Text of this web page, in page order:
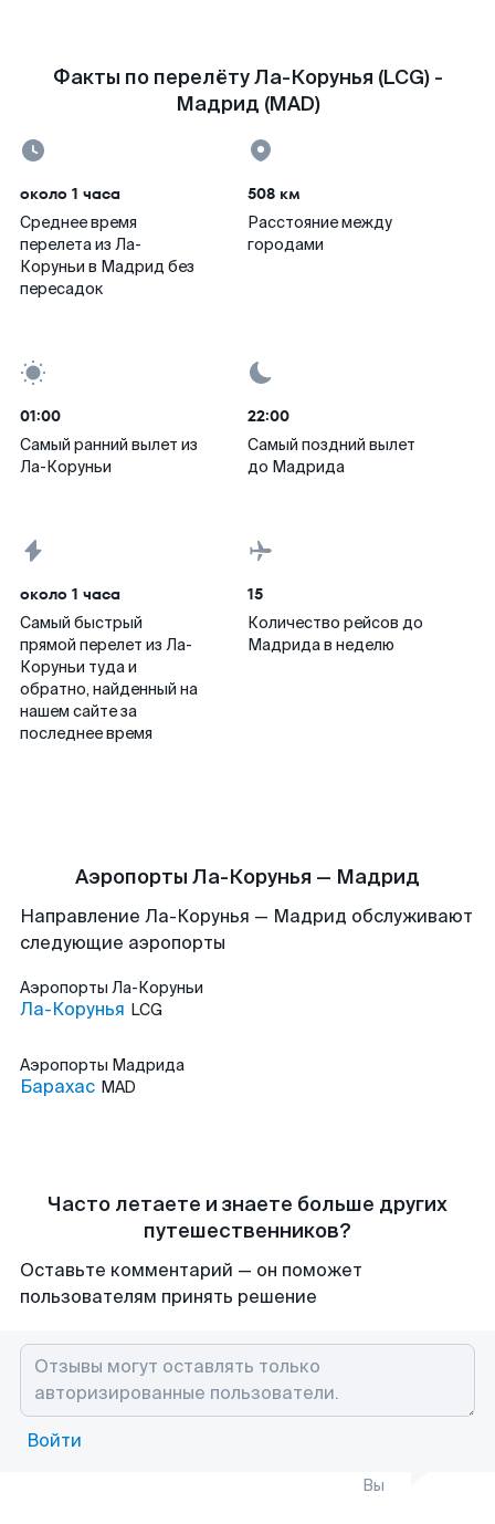
Факты по перелёту Ла-Корунья (LCG) -
Мадрид (MAD)
около 1 часа
Среднее время
перелета из Ла-
Коруньи в Мадрид без
пересадок
508 км
Расстояние между
городами
01:00
Самый ранний вылет из
Ла-Коруньи
22:00
Самый поздний вылет
до Мадрида
около 1 часа
Самый быстрый
прямой перелет из Ла-
Коруньи туда и
обратно, найденный на
нашем сайте за
последнее время
15
Количество рейсов до
Мадрида в неделю
Аэропорты Ла-Корунья — Мадрид
Направление Ла-Корунья — Мадрид обслуживают
следующие аэропорты
Аэропорты Ла-Коруньи
Ла-Корунья LCG
Аэропорты Мадрида
Барахас MAD
Часто летаете и знаете больше других
путешественников?
Оставьте комментарий — он поможет
пользователям принять решение
Войти
Вы